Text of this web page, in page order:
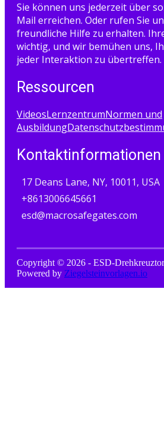
Sie können uns jederzeit über
Mail erreichen. Oder rufen Sie
freundliche Hilfe zu erhalten.
wichtig, und wir bemühen uns,
jeder Interaktion zu übertreffen.
Ressourcen
VideosLernzentrumNormen und
Ausbildung
Kontaktinformationen
17 Deans Lane, NY, 10011, USA
+8613006645661
esd@macrosafegates.com
Copyright © 2026 - ESD-
Powered by Ziegelsteinvorlagen.io